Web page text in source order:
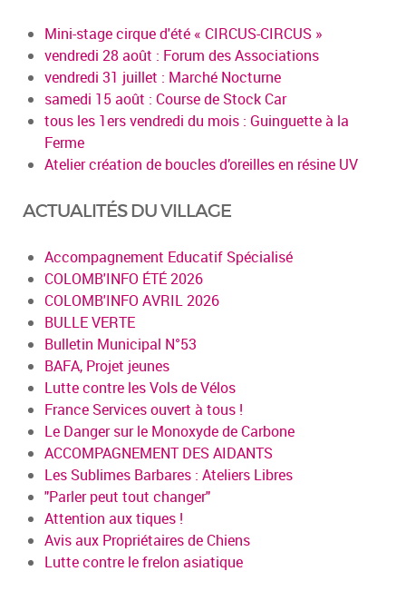
Mini-stage cirque d'été « CIRCUS-CIRCUS »
vendredi 28 août : Forum des Associations
vendredi 31 juillet : Marché Nocturne
samedi 15 août : Course de Stock Car
tous les 1ers vendredi du mois : Guinguette à la
Ferme
Atelier création de boucles d’oreilles en résine UV
ACTUALITÉS DU VILLAGE
Accompagnement Educatif Spécialisé
COLOMB'INFO ÉTÉ 2026
COLOMB'INFO AVRIL 2026
BULLE VERTE
Bulletin Municipal N°53
BAFA, Projet jeunes
Lutte contre les Vols de Vélos
France Services ouvert à tous !
Le Danger sur le Monoxyde de Carbone
ACCOMPAGNEMENT DES AIDANTS
Les Sublimes Barbares : Ateliers Libres
"Parler peut tout changer"
Attention aux tiques !
Avis aux Propriétaires de Chiens
Lutte contre le frelon asiatique